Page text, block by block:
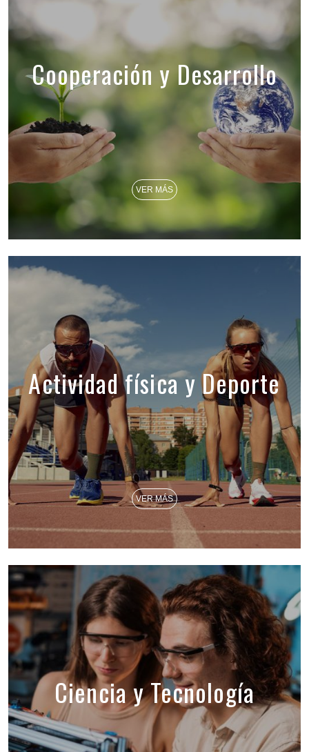
Cooperación y Desarrollo
VER MÁS
Actividad física y Deporte
VER MÁS
Ciencia y Tecnología